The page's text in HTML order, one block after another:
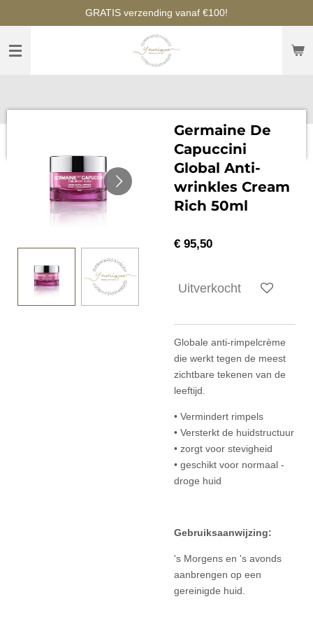
naar
hoofdinhoud
GRATIS verzending vanaf €100!
Germaine De
Capuccini
Global Anti-
wrinkles Cream
Rich 50ml
€ 95,50
Uitverkocht
Globale anti-rimpelcrème
die werkt tegen de meest
zichtbare tekenen van de
leeftijd.
• Vermindert rimpels
• Versterkt de huidstructuur
• zorgt voor stevigheid
• geschikt voor normaal -
droge huid
Gebruiksaanwijzing:
's Morgens en 's avonds
aanbrengen op een
gereinigde huid.